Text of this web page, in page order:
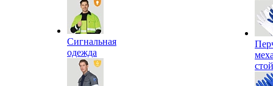
Сигнальная
одежда